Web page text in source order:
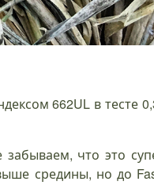
662UL в тесте
что это
средины, но до